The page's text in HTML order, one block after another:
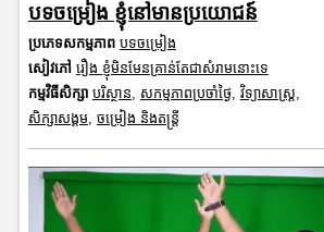
បទចម្រៀង ខ្ញុំនៅមានប្រយោជន៍
ប្រភេទសកម្មភាព បទចម្រៀង
សៀវភៅ រឿង ខ្ញុំមិនមែនគ្រាន់តែជាសំរាមនោះទេ
កម្មវិធីសិក្សា បរិស្ថាន, សកម្មភាពប្រចាំថ្ងៃ, វិទ្យាសាស្រ្ត,
សិក្សាសង្គម, ចម្រៀង និងតន្ត្រី